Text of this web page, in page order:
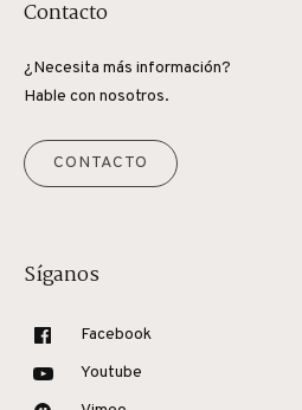
Contacto
¿Necesita más información?
Hable con nosotros.
CONTACTO
Síganos
Facebook
Youtube